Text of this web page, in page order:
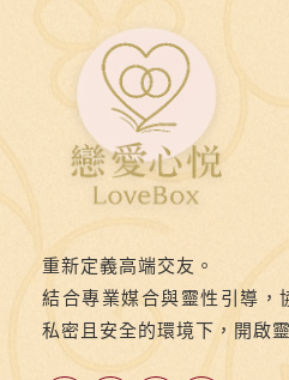
引
如
何
挽
重新定義高端交友。
結合專業媒合與靈性引導，
私密且安全的環境下，開啟